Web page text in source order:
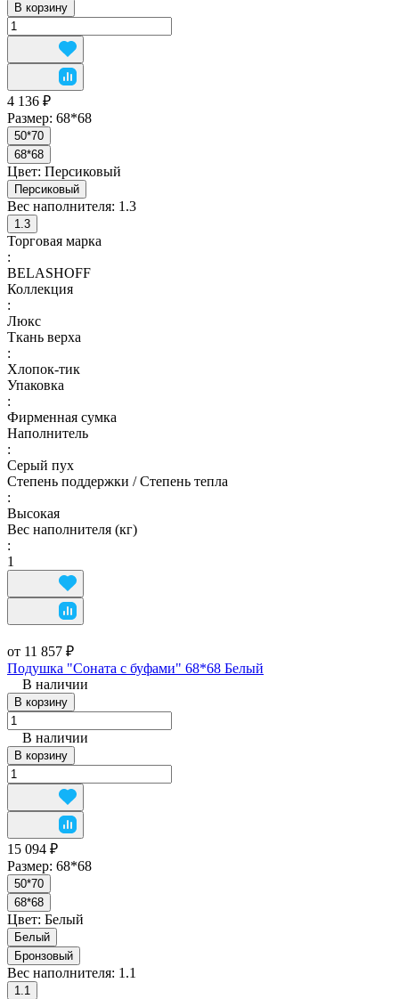
В корзину
4 136 ₽
Размер: 68*68
50*70
68*68
Цвет: Персиковый
Персиковый
Вес наполнителя: 1.3
1.3
Торговая марка
:
BELASHOFF
Коллекция
:
Люкс
Ткань верха
:
Хлопок-тик
Упаковка
:
Фирменная сумка
Наполнитель
:
Серый пух
Степень поддержки / Степень тепла
:
Высокая
Вес наполнителя (кг)
:
1
от 11 857 ₽
Подушка "Соната с буфами" 68*68 Белый
В наличии
В корзину
В наличии
В корзину
15 094 ₽
Размер: 68*68
50*70
68*68
Цвет: Белый
Белый
Бронзовый
Вес наполнителя: 1.1
1.1